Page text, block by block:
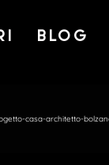
BLOG
casa-architetto-